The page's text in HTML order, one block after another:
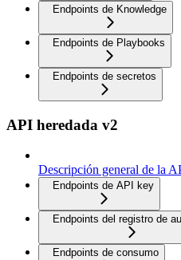
Endpoints de Knowledge
Endpoints de Playbooks
Endpoints de secretos
API heredada v2
Descripción general de la
Endpoints de API key
Endpoints del registro de
Endpoints de consumo